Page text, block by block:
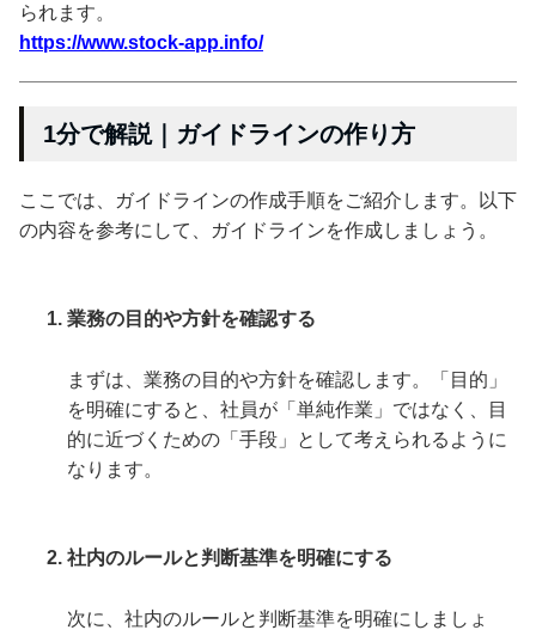
られます。
https://www.stock-app.info/
1分で解説｜ガイドラインの作り方
ここでは、ガイドラインの作成手順をご紹介します。以下
の内容を参考にして、ガイドラインを作成しましょう。
業務の目的や方針を確認する
まずは、業務の目的や方針を確認します。「目的」
を明確にすると、社員が「単純作業」ではなく、目
的に近づくための「手段」として考えられるように
なります。
社内のルールと判断基準を明確にする
次に、社内のルールと判断基準を明確にしましょ